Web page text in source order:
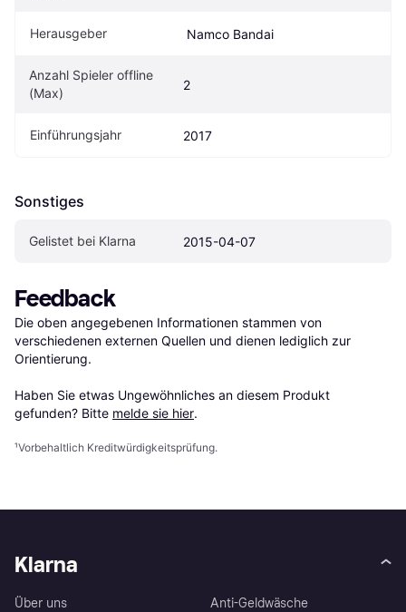
Herausgeber Namco Bandai
Anzahl Spieler offline
(Max)
2
Einführungsjahr 2017
Sonstiges
Gelistet bei Klarna 2015-04-07
Feedback
Die oben angegebenen Informationen stammen von
verschiedenen externen Quellen und dienen lediglich zur
Orientierung.
Haben Sie etwas Ungewöhnliches an diesem Produkt
gefunden? Bitte melde sie hier.
¹Vorbehaltlich Kreditwürdigkeitsprüfung.
Klarna
Über uns
Anti-Geldwäsche